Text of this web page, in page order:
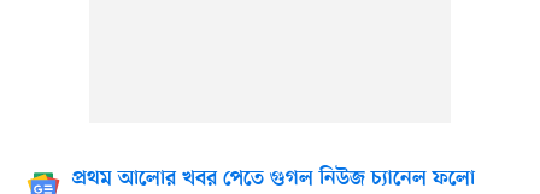
প্রথম আলোর খবর পেতে গুগল নিউজ চ্যানেল ফলো